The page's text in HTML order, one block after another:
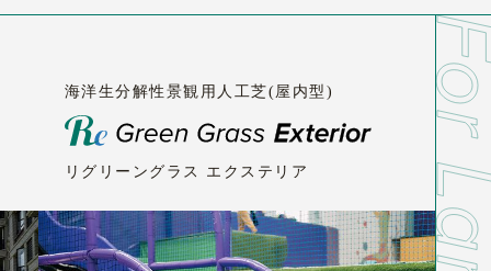
海洋生分解性景観用人工芝(屋内型)
リグリーングラス エクステリア